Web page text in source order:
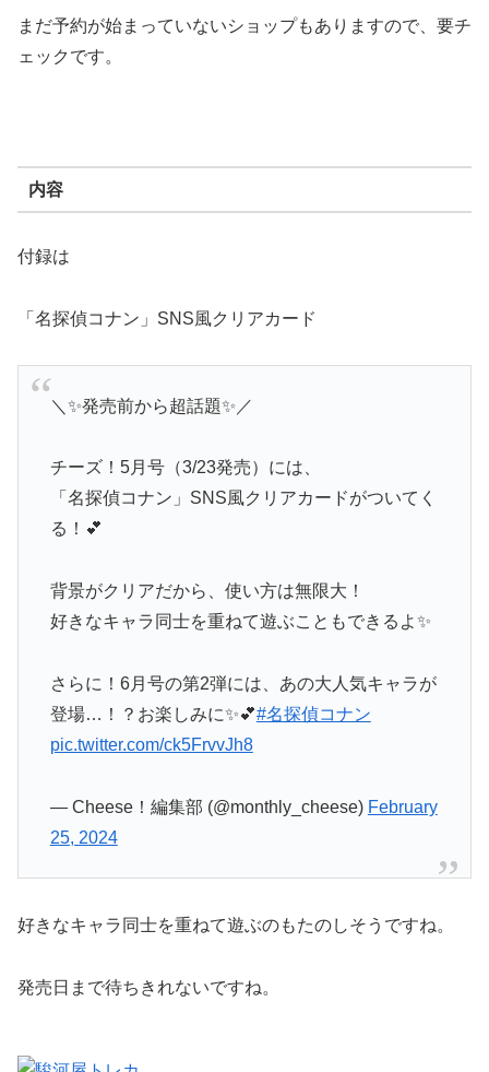
まだ予約が始まっていないショップもありますので、要チ
ェックです。
内容
付録は
「名探偵コナン」SNS風クリアカード
＼✨発売前から超話題✨／
チーズ！5月号（3/23発売）には、
「名探偵コナン」SNS風クリアカードがついてく
る！💕
背景がクリアだから、使い方は無限大！
好きなキャラ同士を重ねて遊ぶこともできるよ✨
さらに！6月号の第2弾には、あの大人気キャラが
登場…！？お楽しみに✨💕#名探偵コナン
pic.twitter.com/ck5FrvvJh8
— Cheese！編集部 (@monthly_cheese) February
25, 2024
好きなキャラ同士を重ねて遊ぶのもたのしそうですね。
発売日まで待ちきれないですね。